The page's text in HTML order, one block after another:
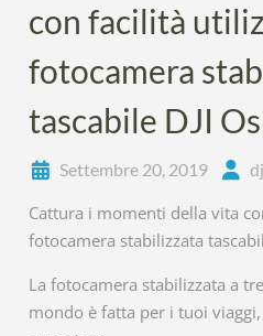
con facilità
fotocamera
tascabile DJI
Settembre 20, 2019
Cattura i momenti della vita
fotocamera stabilizzata
La fotocamera stabilizzata a
mondo è fatta per i tuoi